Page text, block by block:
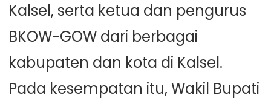
Kalsel, serta ketua dan pengurus
BKOW-GOW dari berbagai
kabupaten dan kota di Kalsel.
Pada kesempatan itu, Wakil Bupati